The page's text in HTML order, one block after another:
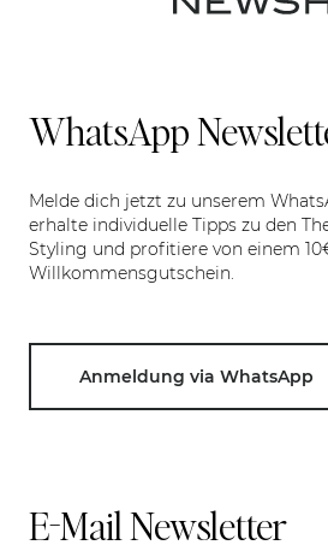
WhatsApp
Melde dich jetzt zu unserem
erhalte individuelle Tipps zu den
Styling und profitiere von einem
Willkommensgutschein.
Anmeldung via WhatsApp
E-Mail Newsletter